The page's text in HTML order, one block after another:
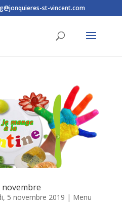
st-vincent.com
novembre
5 novembre 2019 | Menu